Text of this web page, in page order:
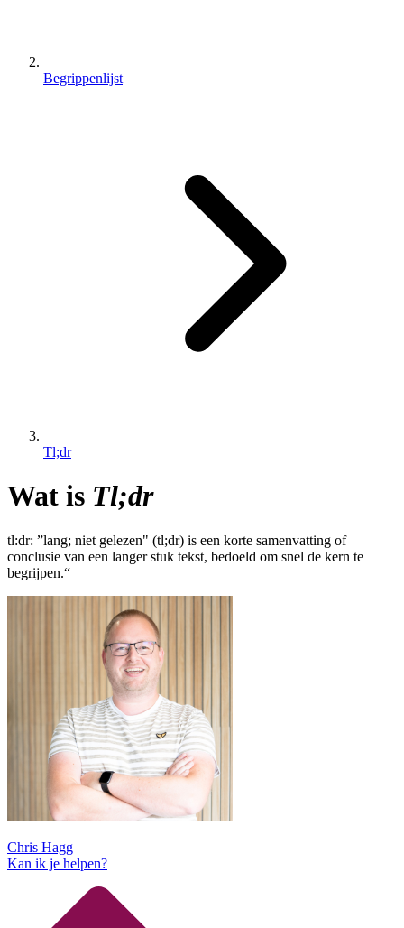
Begrippenlijst
Tl;dr
Wat is Tl;dr
tl:dr: ”lang; niet gelezen" (tl;dr) is een korte samenvatting of
conclusie van een langer stuk tekst, bedoeld om snel de kern te
begrijpen.“
Chris Hagg
Kan ik je helpen?